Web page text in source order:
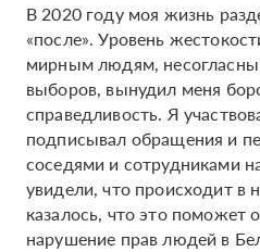
В 2020 году моя жизнь
«после». Уровень
мирным людям,
выборов, вынудил меня
справедливость. Я
подписывал обращения и
соседями и сотрудниками
увидели, что происходит в
казалось, что это поможет
нарушение прав людей в